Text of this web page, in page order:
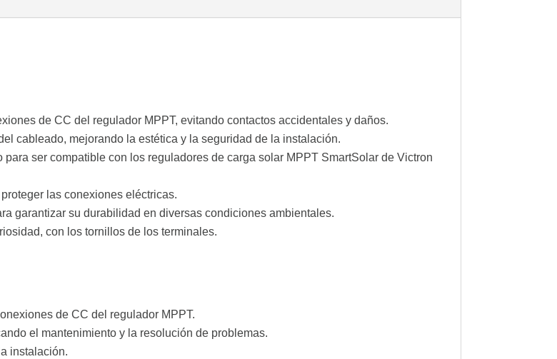
de CC del regulador MPPT, evitando contactos accidentales y daños.
cableado, mejorando la estética y la seguridad de la instalación.
para ser compatible con los reguladores de carga solar MPPT SmartSolar de Victron
las conexiones eléctricas.
garantizar su durabilidad en diversas condiciones ambientales.
con los tornillos de los terminales.
de CC del regulador MPPT.
el mantenimiento y la resolución de problemas.
instalación.